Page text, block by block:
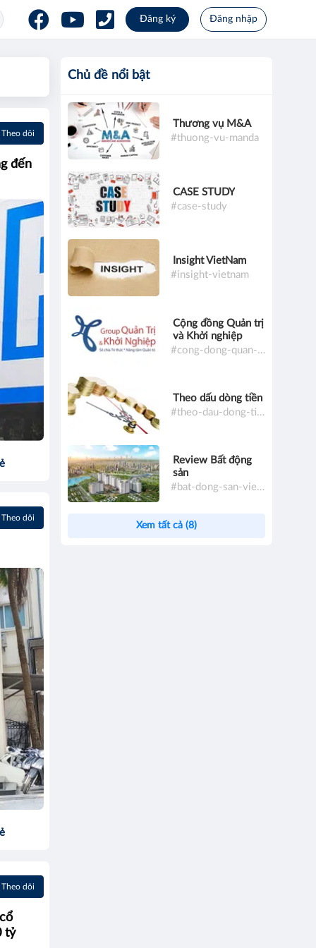
Đăng ký Đăng nhập
Theo dõi
đến
Theo dõi
Theo dõi
tỷ
Chủ đề nổi bật
Thương vụ M&A
#thuong-vu-manda
CASE STUDY
#case-study
Insight VietNam
#insight-vietnam
Cộng đồng Quản trị
và Khởi nghiệp
#cong-dong-quan-tri-va-khoi-nghiep
Theo dấu dòng tiền
#theo-dau-dong-tien
Review Bất động
sản
#bat-dong-san-viet-nam
Xem tất cả (8)